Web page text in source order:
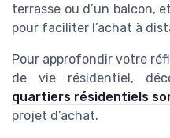
terrasse ou d’un balcon,
pour faciliter l’achat à
Pour approfondir votre
de vie résidentiel,
quartiers résidentiels
projet d’achat.